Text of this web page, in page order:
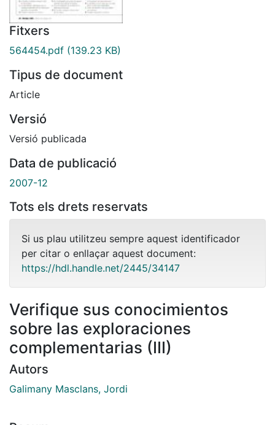
Fitxers
564454.pdf (139.23 KB)
Tipus de document
Article
Versió
Versió publicada
Data de publicació
2007-12
Tots els drets reservats
Si us plau utilitzeu sempre aquest identificador
per citar o enllaçar aquest document:
https://hdl.handle.net/2445/34147
Verifique sus conocimientos
sobre las exploraciones
complementarias (III)
Autors
Galimany Masclans, Jordi